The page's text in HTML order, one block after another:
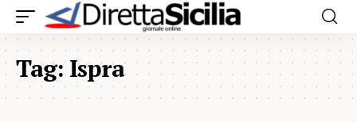
Tag:Ispra